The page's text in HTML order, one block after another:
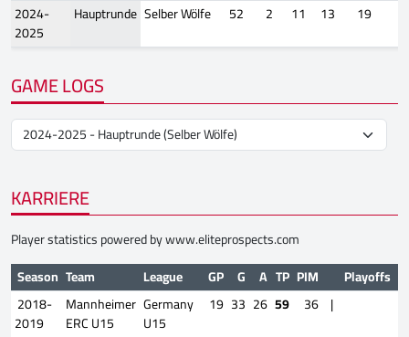
2024-
2025
Hauptrunde Selber Wölfe 52 2 11 13 19
GAME LOGS
KARRIERE
Player statistics powered bywww.eliteprospects.com
Season Team League GP G A TP PIM
Playoffs
2018-
2019
Mannheimer
ERC U15
Germany
U15
19 33 26 59 36 |